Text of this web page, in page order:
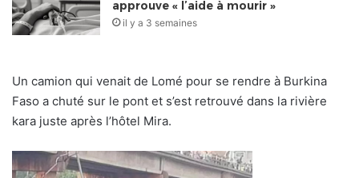
approuve « l’aide à mourir »
il y a 3 semaines
Un camion qui venait de Lomé pour se rendre à Burkina
Faso a chuté sur le pont et s’est retrouvé dans la rivière
kara juste après l’hôtel Mira.